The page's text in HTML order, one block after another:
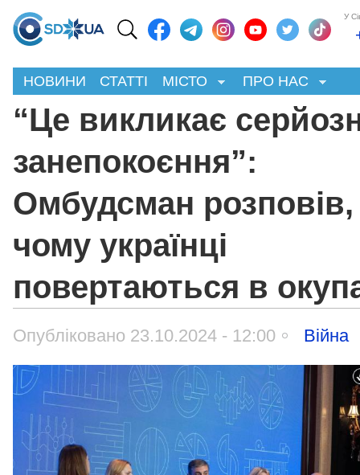
У
НОВИНИ СТАТТІ МІСТО ПРО НАС
“Це викликає
занепокоєння”:
Омбудсман розповів,
чому українці
повертаються в
Опубліковано 23.10.2024 - 12:00 Війна